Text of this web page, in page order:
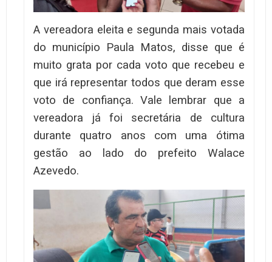
A vereadora eleita e segunda mais votada
do município Paula Matos, disse que é
muito grata por cada voto que recebeu e
que irá representar todos que deram esse
voto de confiança. Vale lembrar que a
vereadora já foi secretária de cultura
durante quatro anos com uma ótima
gestão ao lado do prefeito Walace
Azevedo.